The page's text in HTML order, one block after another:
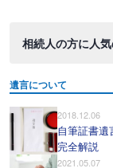
相続人の方に人
遺言について
2018.12.06
自筆証書
完全解説
2021.05.07